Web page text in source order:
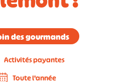
des gourmands
Activités payantes
Toute l'année